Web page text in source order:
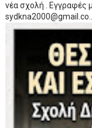
νέα σχολή . Εγγραφές
sydkna2000@gmail.co...